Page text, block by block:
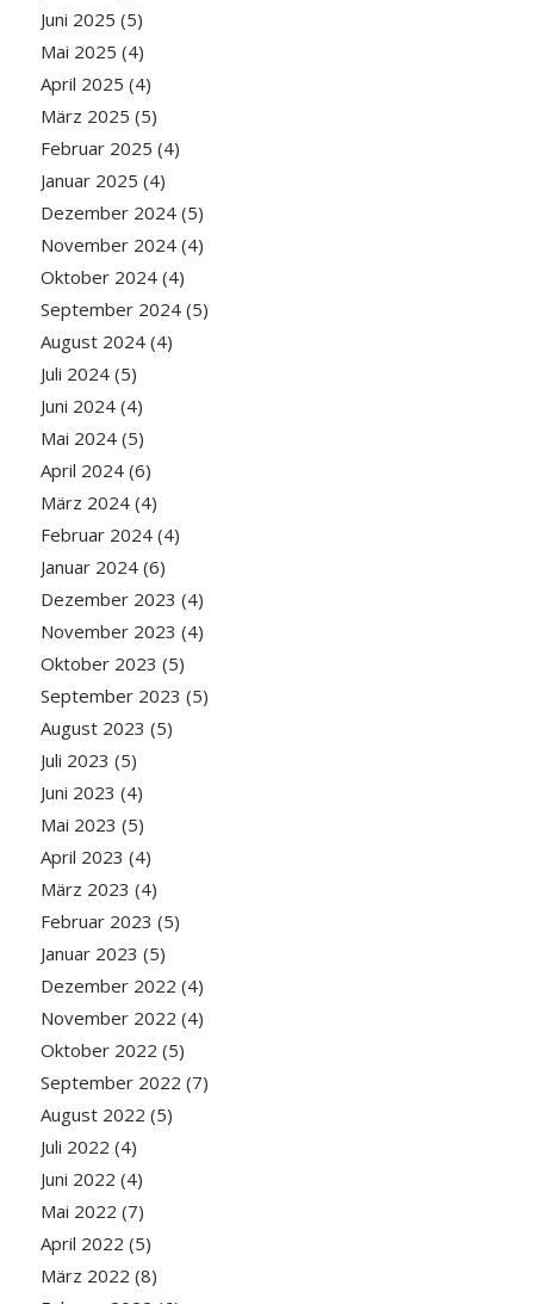
Juni 2025 (5)
Mai 2025 (4)
April 2025 (4)
März 2025 (5)
Februar 2025 (4)
Januar 2025 (4)
Dezember 2024(5)
November 2024(4)
Oktober 2024(4)
September 2024(5)
August 2024(4)
Juli 2024(5)
Juni 2024(4)
Mai 2024(5)
April 2024(6)
März 2024(4)
Februar 2024(4)
Januar 2024(6)
Dezember 2023 (4)
November 2023 (4)
Oktober 2023 (5)
September 2023 (5)
August 2023 (5)
Juli 2023 (5)
Juni 2023 (4)
Mai 2023 (5)
April 2023 (4)
März 2023 (4)
Februar 2023 (5)
Januar 2023 (5)
Dezember 2022 (4)
November 2022 (4)
Oktober 2022 (5)
September 2022 (7)
August 2022 (5)
Juli 2022 (4)
Juni 2022 (4)
Mai 2022 (7)
April 2022 (5)
März 2022 (8)